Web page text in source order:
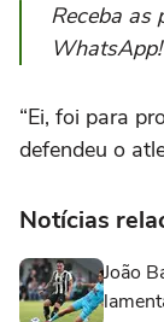
Receba as
WhatsApp!
“Ei, foi para
defendeu o
Notícias
João